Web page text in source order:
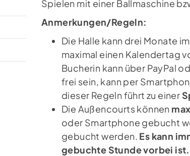
Spielen mit einer Ballmaschine
Anmerkungen/Regeln:
Die Halle kann drei Monate
maximal einen Kalendertag
Bucherin kann über PayPal
frei sein, kann per
dieser Regeln führt zu einer
Die Außencourts können
oder Smartphone gebucht
gebucht werden. Es kann
gebuchte Stunde vorbei
Newsletter
Jetzt zum Newsletter
immer auf dem